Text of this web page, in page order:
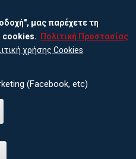
ΔΕΛΤΙΟ
εκδόσεις μας και τις εκδηλώσεις
μας δελτίο.
ΚΨΜ
μας παρέχετε τη
cookies.
Πολιτική Προστασίας
χρήσης Cookies
(Facebook, etc)